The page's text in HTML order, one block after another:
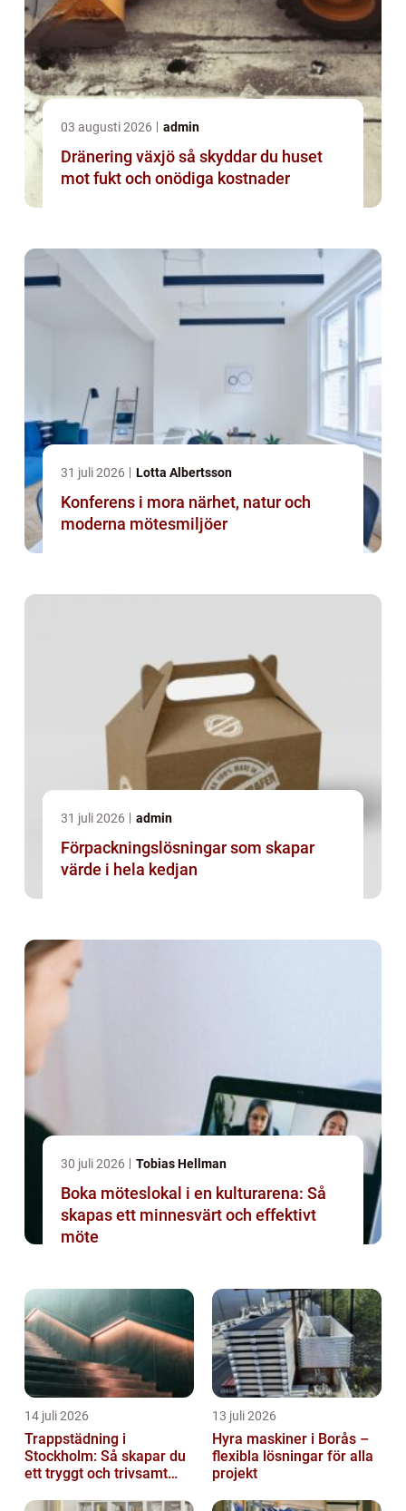
03 augusti 2026 admin
Dränering växjö så skyddar du huset
mot fukt och onödiga kostnader
31 juli 2026 Lotta Albertsson
Konferens i mora närhet, natur och
moderna mötesmiljöer
31 juli 2026 admin
Förpackningslösningar som skapar
värde i hela kedjan
30 juli 2026 Tobias Hellman
Boka möteslokal i en kulturarena: Så
skapas ett minnesvärt och effektivt
möte
14 juli 2026
Trappstädning i
Stockholm: Så skapar du
ett tryggt och trivsamt
13 juli 2026
Hyra maskiner i Borås –
flexibla lösningar för alla
projekt